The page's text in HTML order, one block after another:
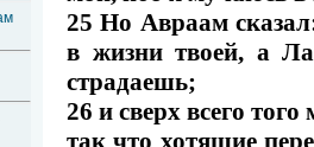
25 Но Авраам
в жизни твоей, а
страдаешь;
26 и сверх всего
так что хотящие